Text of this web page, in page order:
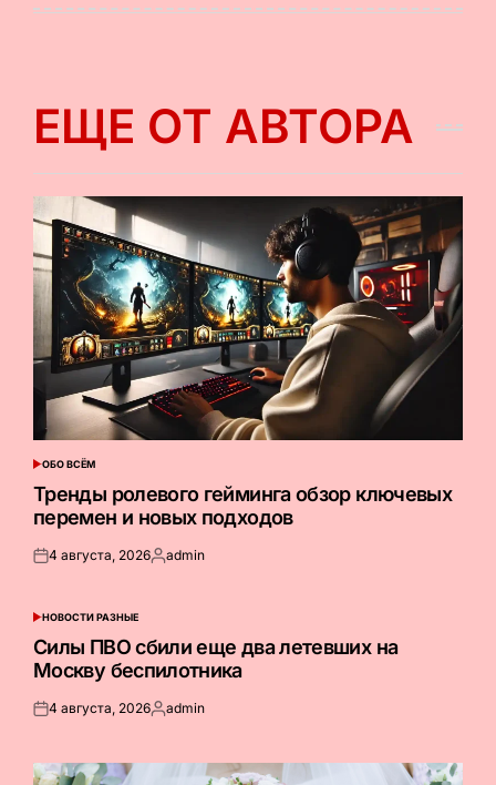
ЕЩЕ ОТ АВТОРА
ОПУБЛИКОВАНО
В
ОБО ВСЁМ
Тренды ролевого гейминга обзор ключевых
перемен и новых подходов
Опубликовано
4 августа, 2026Запись
admin
ОПУБЛИКОВАНО
НОВОСТИ РАЗНЫЕ
Силы ПВО сбили еще два летевших на
Москву беспилотника
Опубликовано
4 августа, 2026Запись
admin